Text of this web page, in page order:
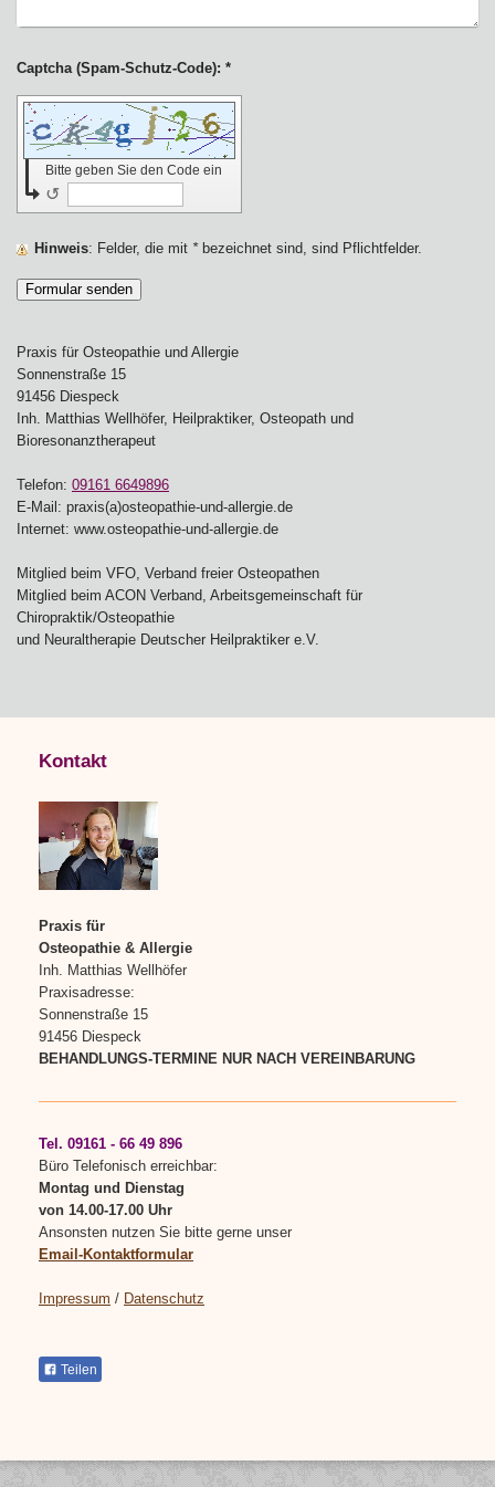
Captcha (Spam-Schutz-Code): *
Bitte geben Sie den Code ein
↺
Hinweis : Felder, die mit *bezeichnet sind, sind Pflichtfelder.
Praxis für Osteopathie und Allergie
Sonnenstraße 15
91456 Diespeck
Inh. Matthias Wellhöfer, Heilpraktiker, Osteopath und
Bioresonanztherapeut
Telefon: 09161 6649896
E-Mail: praxis(a)osteopathie-und-allergie.de
Internet: www.osteopathie-und-allergie.de
Mitglied beim VFO, Verband freier Osteopathen
Mitglied beim ACON Verband, Arbeitsgemeinschaft für
Chiropraktik/Osteopathie
und Neuraltherapie Deutscher Heilpraktiker e.V.
Kontakt
Praxis für
Osteopathie & Allergie
Inh. Matthias Wellhöfer
Praxisadresse:
Sonnenstraße 15
91456 Diespeck
BEHANDLUNGS-TERMINE NUR NACH VEREINBARUNG
Tel. 09161 - 66 49 896
Büro Telefonisch erreichbar:
Montag und Dienstag
von 14.00-17.00 Uhr
Ansonsten nutzen Sie bitte gerne unser
Email-Kontaktformular
Impressum / Datenschutz
Teilen